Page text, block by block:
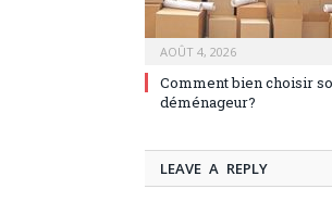
AOÛT 4, 2026
Comment bien choisir
déménageur?
LEAVE A REPLY